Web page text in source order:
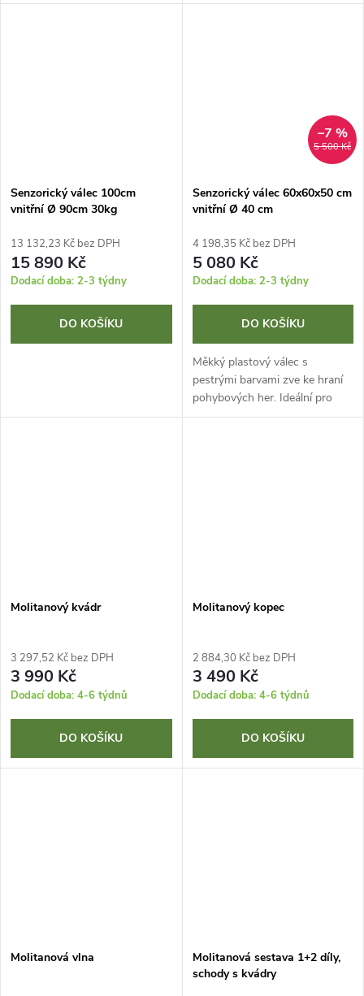
Senzorický válec 100cm
vnitřní Ø 90cm 30kg
13 132,23 Kč bez DPH
15 890 Kč
Dodací doba: 2-3 týdny
DO KOŠÍKU
5 500 Kč
–7 %
Senzorický válec 60x60x50 cm
vnitřní Ø 40 cm
4 198,35 Kč bez DPH
5 080 Kč
Dodací doba: 2-3 týdny
DO KOŠÍKU
Měkký plastový válec s
pestrými barvami zve ke hraní
pohybových her. Ideální pro
mateřské školy, předškolní
Molitanový kvádr
3 297,52 Kč bez DPH
3 990 Kč
Dodací doba: 4-6 týdnů
DO KOŠÍKU
Molitanový kopec
2 884,30 Kč bez DPH
3 490 Kč
Dodací doba: 4-6 týdnů
DO KOŠÍKU
Molitanová vlna
Molitanová sestava 1+2 díly,
schody s kvádry